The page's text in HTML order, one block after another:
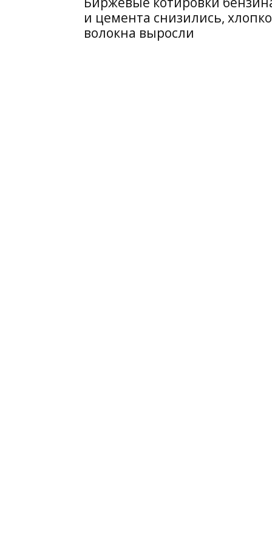
и цемента снизились,
волокна выросли